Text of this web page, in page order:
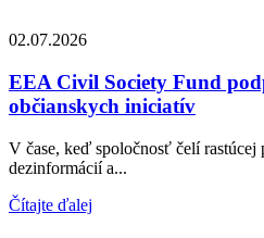
02.07.2026
EEA Civil Society Fund
občianskych iniciatív
V čase, keď spoločnosť čelí rastúcej
dezinformácií a...
Čítajte ďalej